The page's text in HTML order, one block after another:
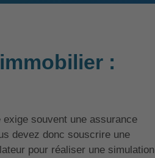
:
souvent une assurance
devez donc souscrire une
pour réaliser une simulation